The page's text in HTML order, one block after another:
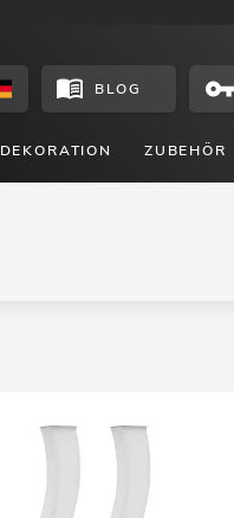
BLOG
DEKORATION ZUBEHÖR